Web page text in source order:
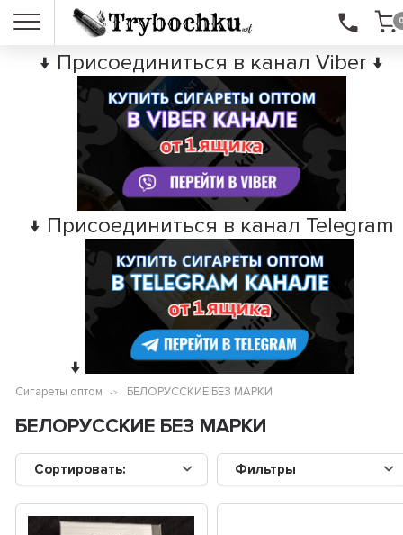
↓ Присоединиться в канал Viber ↓
↓ Присоединиться в канал Telegram
↓
Сигареты оптом БЕЛОРУССКИЕ БЕЗ МАРКИ
БЕЛОРУССКИЕ БЕЗ МАРКИ
Сортировать: Фильтры